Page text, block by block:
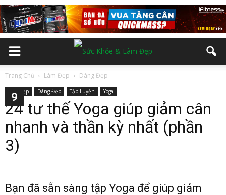
Trang Chủ Làm Đẹp Dáng Đẹp
Làm Đẹp Dáng Đẹp Tập Luyện Yoga
24 tư thế Yoga giúp giảm cân
nhanh và thần kỳ nhất (phần
3)
Bạn đã sẵn sàng tập Yoga để giúp giảm
2
3
4
5
6
7
8
9